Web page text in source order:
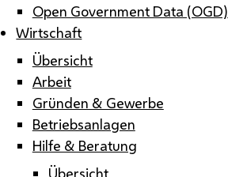
Open Government Data (OGD)
Wirtschaft
Übersicht
Arbeit
Gründen & Gewerbe
Betriebsanlagen
Hilfe & Beratung
Übersicht